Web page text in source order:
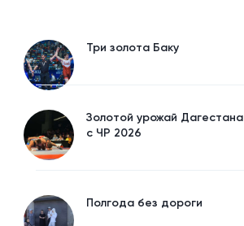
Три золота Баку
Золотой урожай Дагестана
с ЧР 2026
Полгода без дороги